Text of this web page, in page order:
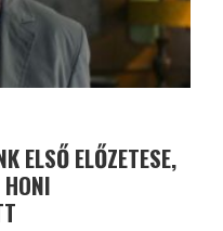
ELSŐ ELŐZETESE,